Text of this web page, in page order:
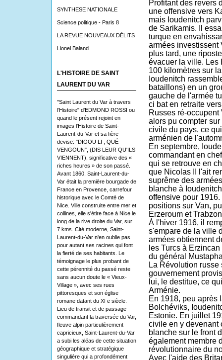
SYNTHESE NATIONALE
Science politique - Paris 8
LA REVUE NOUVEAUX DÉLITS
Lionel Baland
L'HISTOIRE DE SAINT
LAURENT DU VAR
"Saint Laurent du Var à travers
l’Histoire" d'EDMOND ROSSI ou
quand le présent rejoint en
images l'Histoire de Saint-
Laurent-du-Var et sa fière
devise: "DIGOU LI , QUÉ
VENGOUN", (DIS LEUR QU'ILS
VIENNENT), significative des «
riches heures » de son passé.
Avant 1860, Saint-Laurent-du-
Var était la première bourgade de
France en Provence, carrefour
historique avec le Comté de
Nice. Ville construite entre mer et
collines, elle s'étire face à Nice le
long de la rive droite du Var, sur
7 kms. Cité moderne, Saint-
Laurent-du-Var n'en oublie pas
pour autant ses racines qui font
la fierté de ses habitants. Le
témoignage le plus probant de
cette pérennité du passé reste
sans aucun doute le « Vieux-
Village », avec ses rues
pittoresques et son église
romane datant du XI e siècle.
Lieu de transit et de passage
commandant la traversée du Var,
fleuve alpin particulièrement
capricieux, Saint-Laurent-du-Var
a subi les aléas de cette situation
géographique et stratégique
singulière qui a profondément
Profitant des revers
une offensive vers
mais Ioudenitch
de Sarikamis. Il
turque en
armées investissent
plus tard, une
évacuer la ville. Les
100 kilomètres sur
Ioudenitch
bataillons) en un
gauche de l'armée
ci bat en retraite
Russes ré-occupent
alors pu compter
civile du pays, ce
arménien de
En septembre,
commandant en
qui se retrouve en
que Nicolas II
l'ait
suprême des
blanche à
offensive pour 1916.
positions sur Van,
ErzeroumetTrabzon
À l'hiver 1916, il
s'empare de la ville
armées obtiennent
les Turcs à Erzincan
du général
La Révolution russe
gouvernement
lui, le destitue, ce
Arménie.
En 1918, peu après
Bolchéviks,
Estonie. En juillet
civile en y devenant
blanchesur le front
également membre
révolutionnaire du
Avec l'aide des